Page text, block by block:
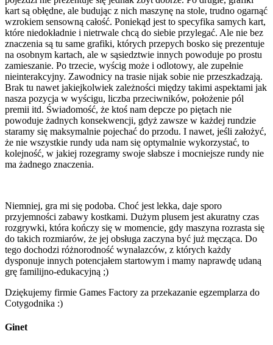
kart są obłędne, ale budując z nich maszynę na stole, trudno ogarnąć
wzrokiem sensowną całość. Poniekąd jest to specyfika samych kart,
które niedokładnie i nietrwale chcą do siebie przylegać. Ale nie bez
znaczenia są tu same grafiki, których przepych bosko się prezentuje
na osobnym kartach, ale w sąsiedztwie innych powoduje po prostu
zamieszanie. Po trzecie, wyścig może i odlotowy, ale zupełnie
nieinterakcyjny. Zawodnicy na trasie nijak sobie nie przeszkadzają.
Brak tu nawet jakiejkolwiek zależności między takimi aspektami jak
nasza pozycja w wyścigu, liczba przeciwników, położenie pól
premii itd. Świadomość, że ktoś nam depcze po piętach nie
powoduje żadnych konsekwencji, gdyż zawsze w każdej rundzie
staramy się maksymalnie pojechać do przodu. I nawet, jeśli założyć,
że nie wszystkie rundy uda nam się optymalnie wykorzystać, to
kolejność, w jakiej rozegramy swoje słabsze i mocniejsze rundy nie
ma żadnego znaczenia.
Niemniej, gra mi się podoba. Choć jest lekka, daje sporo
przyjemności zabawy kostkami. Dużym plusem jest akuratny czas
rozgrywki, która kończy się w momencie, gdy maszyna rozrasta się
do takich rozmiarów, że jej obsługa zaczyna być już męcząca. Do
tego dochodzi różnorodność wynalazców, z których każdy
dysponuje innych potencjałem startowym i mamy naprawdę udaną
grę familijno-edukacyjną ;)
Dziękujemy firmie Games Factory za przekazanie egzemplarza do
Cotygodnika :)
Ginet